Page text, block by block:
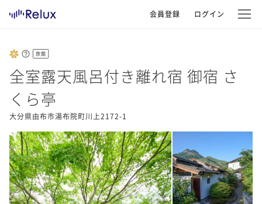
会員登録 ログイン
旅館
全室露天風呂付き離れ宿 御宿 さ
くら亭
大分県由布市湯布院町川上2172-1